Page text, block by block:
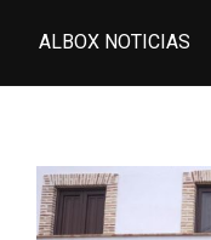
ALBOX NOTICIAS